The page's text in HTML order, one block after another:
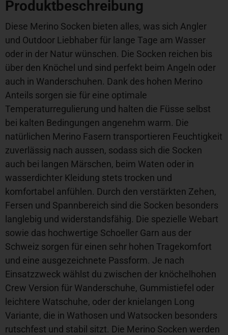
Produktbeschreibung
Diese Merino Socken bieten alles, was sich Angler
und Outdoor Liebhaber für lange Tage am Wasser
oder in der Natur wünschen. Die Socken reichen bis
über den Knöchel und sind perfekt beim Angeln oder
auch in Wanderschuhen. Dank des hohen Merino
Anteils sorgen sie für eine optimale
Temperaturregulierung und halten die Füsse selbst
bei kalten Bedingungen angenehm warm. Die
natürlichen Merino Fasern transportieren Feuchtigkeit
zuverlässig nach aussen, sodass sich die Socken
auch bei langen Märschen, beim Waten oder in
wasserdichter Kleidung stets trocken und
komfortabel anfühlen. Durch den verstärkten Zehen,
Fersen und Spannbereich sind die Socken besonders
langlebig und widerstandsfähig. Die spezielle Webart
sowie das hochwertige Schoeller Garn aus der
Schweiz sorgen für einen sehr hohen Tragekomfort
und eine ausgezeichnete Passform. Je nach
Einsatzzweck wählst du zwischen der knöchelhohen
Crew Version für Wanderschuhe, Gummistiefel oder
leichtere Watschuhe, oder der knielangen Long
Variante, die in Wathosen und Watsocken besonders
rutschfest und stabil sitzt. Die Merino Socken werden